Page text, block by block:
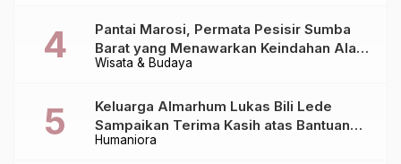
Wisata & Budaya
Pantai Marosi, Permata Pesisir Sumba
Barat yang Menawarkan Keindahan Alam
Alami
Humaniora
Keluarga Almarhum Lukas Bili Lede
Sampaikan Terima Kasih atas Bantuan
Berbagai Pihak dalam Pemulangan